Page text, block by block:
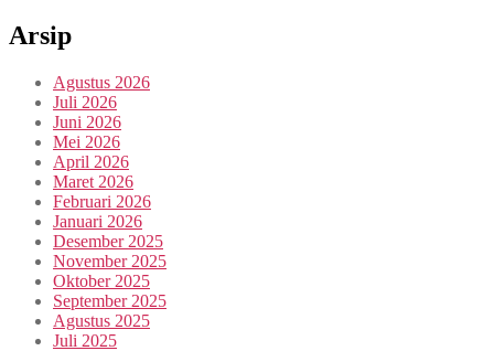
Arsip
Agustus 2026
Juli 2026
Juni 2026
Mei 2026
April 2026
Maret 2026
Februari 2026
Januari 2026
Desember 2025
November 2025
Oktober 2025
September 2025
Agustus 2025
Juli 2025